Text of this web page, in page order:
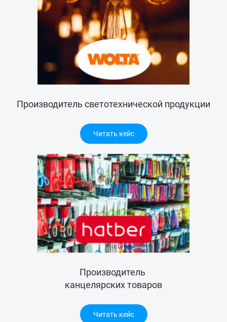
Производитель светотехнической продукции
Читать кейс
Производитель
канцелярских товаров
Читать кейс